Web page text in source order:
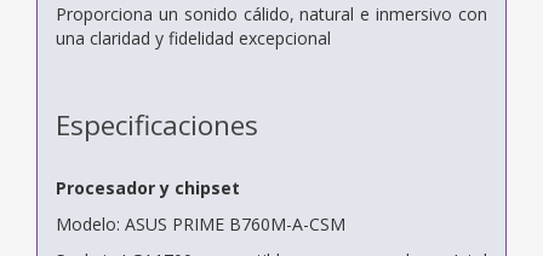
Proporciona un sonido cálido, natural e inmersivo con
una claridad y fidelidad excepcional
Especificaciones
Procesador y chipset
Modelo: ASUS PRIME B760M-A-CSM